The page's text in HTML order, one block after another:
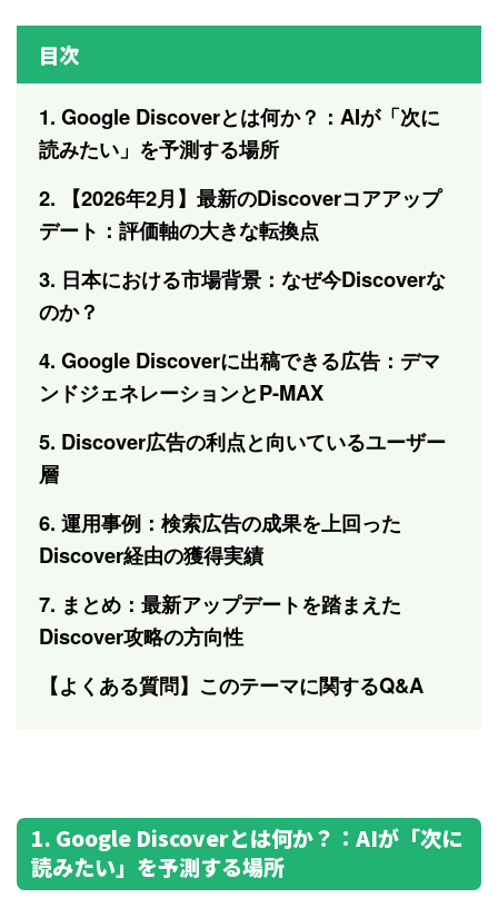
目次
1. Google Discoverとは何か？：AIが「次に
読みたい」を予測する場所
2. 【2026年2月】最新のDiscoverコアアップ
デート：評価軸の大きな転換点
3. 日本における市場背景：なぜ今Discoverな
のか？
4. Google Discoverに出稿できる広告：デマ
ンドジェネレーションとP-MAX
5. Discover広告の利点と向いているユーザー
層
6. 運用事例：検索広告の成果を上回った
Discover経由の獲得実績
7. まとめ：最新アップデートを踏まえた
Discover攻略の方向性
【よくある質問】このテーマに関するQ&A
1. Google Discoverとは何か？：AIが「次に
読みたい」を予測する場所